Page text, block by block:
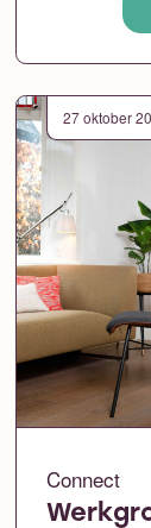
27 oktober
Connect